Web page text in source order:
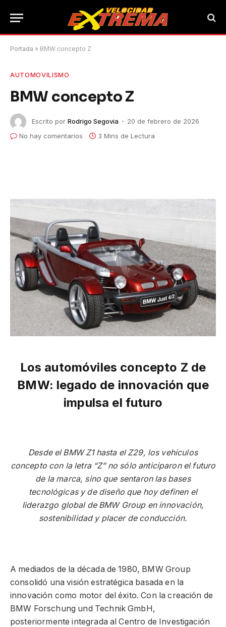
Portada » BMW concepto Z
AUTOMOVILISMO
BMW concepto Z
Escrito por Rodrigo Segovia
20 de febrero de 2026
No hay comentarios
3 Mins de Lectura
Los automóviles concepto Z de
BMW: legado de innovación que
impulsa el futuro
Desde el BMW Z1 hasta el Z29, los vehículos
concepto con la letra “Z” no sólo anticiparon el futuro
de la marca, sino que sentaron las bases
tecnológicas y de diseño que hoy definen el
liderazgo global de BMW Group en innovación,
sostenibilidad y placer de conducción.
A mediados de la década de 1980, BMW Group
consolidó una visión estratégica basada en la
innovación como motor del éxito. Con la creación de
BMW Forschung und Technik GmbH,
posteriormente integrada al Centro de Investigación